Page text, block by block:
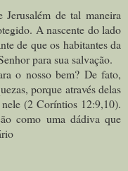
de tal maneira
A nascente do lado
de que os habitantes da
para sua salvação.
o nosso bem? De fato,
porque através delas
(2 Coríntios 12:9,10).
como uma dádiva que